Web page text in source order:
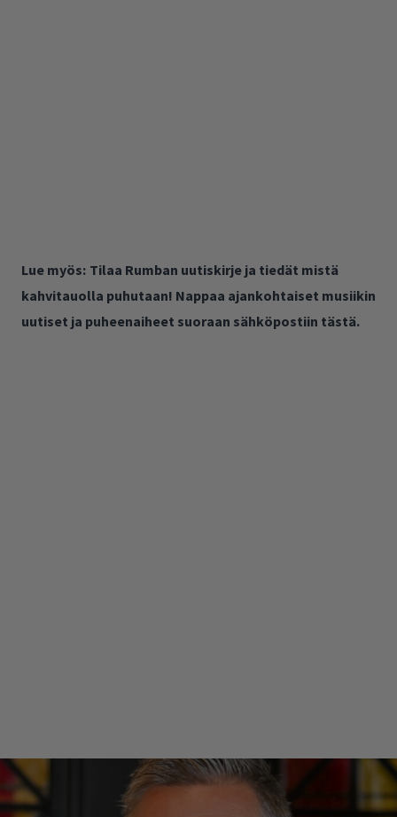
Lue myös: Tilaa Rumban uutiskirje ja tiedät mistä
kahvitauolla puhutaan! Nappaa ajankohtaiset musiikin
uutiset ja puheenaiheet suoraan sähköpostiin tästä.